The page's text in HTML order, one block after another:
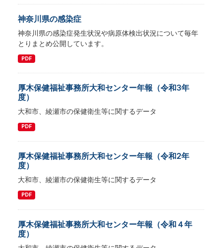
神奈川県の感染症
神奈川県の感染症発生状況や病原体検出状況について毎年
とりまとめ公開しています。
PDF
厚木保健福祉事務所大和センター年報（令和3年
度）
大和市、綾瀬市の保健衛生等に関するデータ
PDF
厚木保健福祉事務所大和センター年報（令和2年
度）
大和市、綾瀬市の保健衛生等に関するデータ
PDF
厚木保健福祉事務所大和センター年報（令和４年
度）